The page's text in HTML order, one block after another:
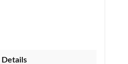
höherer Beanspruchung
Schwimmbäder und
Details